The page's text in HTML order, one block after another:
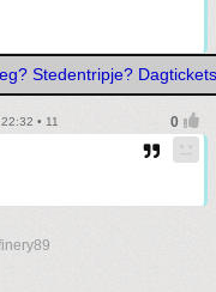
Stedentripje?
• 11